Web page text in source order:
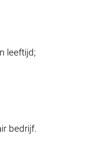
leeftijd;
bedrijf.